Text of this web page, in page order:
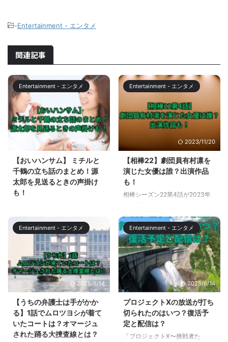
-Entertainment - エンタメ
関連記事
Entertainment - エンタメ
2025/6/13
【おいハンサム】 ミチルと
千鶴の立ち話のまとめ！源
太郎を見送るときの声掛け
も！
月8日から2月26日まで、東海テ
レビ制作・フジテレビ系列の「土
ドラ」枠で放送された深夜ドラマ
ですが、2024年4月6日からシー
ズン2の放送、そして、映画化が
決定しました。 「食べて、恋し
て、人は生きている…」クスッと
笑えて、お腹もすく、「恋」と
「家族」と「ゴハン」をめぐる見
たことのない最新コメディ。とい
ううたい文句で始まった『おいハ
ンサム!!』ですが、本編と合わせ
て楽しみなのは、母、伊藤千鶴
Entertainment - エンタメ
2023/11/20
【相棒22】劇団員有村凛を
演じた女優は誰？出演作品
も！
相棒シーズン22第4話が2023年
団Wのただ一人の劇団員を演じて
いた女優さんについて解説しま
す。 特命係の質問に答えるシー
ンでしたが、笑顔がとても印象的
な女優さんでしたね。 【相棒22
第4話】劇団員有村凛を演じた女
優は誰？ 相棒シーズン22第4話で
凛を演じていた女優さんは、朝井
瞳子（あさいとうこ）さんです。
朝井瞳子（あさいとうこ）さんの
プロフィールをまとめてみまし
Entertainment - エンタメ
2025/6/14
【うちの弁護士は手がかか
る】1話でムロツヨシが着て
いたコートは？オマージュ
された踊る大捜査線とは？
Entertainment - エンタメ
2025/6/14
プロジェクトXの放送が打ち
切られたのはいつ？復活予
定と配信は？
「プロジェクトX〜挑戦者た